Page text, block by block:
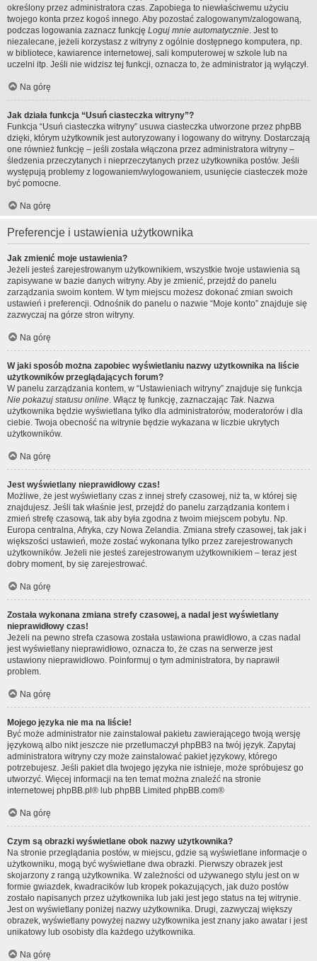
określony przez administratora czas. Zapobiega to niewłaściwemu użyciu
twojego konta przez kogoś innego. Aby pozostać zalogowanym/zalogowaną,
podczas logowania zaznacz funkcję Loguj mnie automatycznie. Jest to
niezalecane, jeżeli korzystasz z witryny z ogólnie dostępnego komputera, np.
w bibliotece, kawiarence internetowej, sali komputerowej w szkole lub na
uczelni itp. Jeśli nie widzisz tej funkcji, oznacza to, że administrator ją wyłączył.
Na górę
Jak działa funkcja “Usuń ciasteczka witryny”?
Funkcja “Usuń ciasteczka witryny” usuwa ciasteczka utworzone przez phpBB
dzięki, którym użytkownik jest autoryzowany i logowany do witryny. Dostarczają
one również funkcję – jeśli została włączona przez administratora witryny –
śledzenia przeczytanych i nieprzeczytanych przez użytkownika postów. Jeśli
występują problemy z logowaniem/wylogowaniem, usunięcie ciasteczek może
być pomocne.
Na górę
Preferencje i ustawienia użytkownika
Jak zmienić moje ustawienia?
Jeżeli jesteś zarejestrowanym użytkownikiem, wszystkie twoje ustawienia są
zapisywane w bazie danych witryny. Aby je zmienić, przejdź do panelu
zarządzania swoim kontem. W tym miejscu możesz dokonać zmian swoich
ustawień i preferencji. Odnośnik do panelu o nazwie “Moje konto” znajduje się
zazwyczaj na górze stron witryny.
Na górę
W jaki sposób można zapobiec wyświetlaniu nazwy użytkownika na liście
użytkowników przeglądających forum?
W panelu zarządzania kontem, w “Ustawieniach witryny” znajduje się funkcja
Nie pokazuj statusu online. Włącz tę funkcję, zaznaczając Tak. Nazwa
użytkownika będzie wyświetlana tylko dla administratorów, moderatorów i dla
ciebie. Twoja obecność na witrynie będzie wykazana w liczbie ukrytych
użytkowników.
Na górę
Jest wyświetlany nieprawidłowy czas!
Możliwe, że jest wyświetlany czas z innej strefy czasowej, niż ta, w której się
znajdujesz. Jeśli tak właśnie jest, przejdź do panelu zarządzania kontem i
zmień strefę czasową, tak aby była zgodna z twoim miejscem pobytu. Np.
Europa centralna, Afryka, czy Nowa Zelandia. Zmiana strefy czasowej, tak jak i
większości ustawień, może zostać wykonana tylko przez zarejestrowanych
użytkowników. Jeżeli nie jesteś zarejestrowanym użytkownikiem – teraz jest
dobry moment, by się zarejestrować.
Na górę
Została wykonana zmiana strefy czasowej, a nadal jest wyświetlany
nieprawidłowy czas!
Jeżeli na pewno strefa czasowa została ustawiona prawidłowo, a czas nadal
jest wyświetlany nieprawidłowo, oznacza to, że czas na serwerze jest
ustawiony nieprawidłowo. Poinformuj o tym administratora, by naprawił
problem.
Na górę
Mojego języka nie ma na liście!
Być może administrator nie zainstalował pakietu zawierającego twoją wersję
językową albo nikt jeszcze nie przetłumaczył phpBB3 na twój język. Zapytaj
administratora witryny czy może zainstalować pakiet językowy, którego
potrzebujesz. Jeśli pakiet dla twojego języka nie istnieje, może spróbujesz go
utworzyć. Więcej informacji na ten temat można znaleźć na stronie
internetowej phpBB.pl ® lub phpBB Limited phpBB.com®
Na górę
Czym są obrazki wyświetlane obok nazwy użytkownika?
Na stronie przeglądania postów, w miejscu, gdzie są wyświetlane informacje o
użytkowniku, mogą być wyświetlane dwa obrazki. Pierwszy obrazek jest
skojarzony z rangą użytkownika. W zależności od używanego stylu jest on w
formie gwiazdek, kwadracików lub kropek pokazujących, jak dużo postów
zostało napisanych przez użytkownika lub jaki jest jego status na tej witrynie.
Jest on wyświetlany poniżej nazwy użytkownika. Drugi, zazwyczaj większy
obrazek, wyświetlany powyżej nazwy użytkownika jest znany jako awatar i jest
unikatowy lub osobisty dla każdego użytkownika.
Na górę